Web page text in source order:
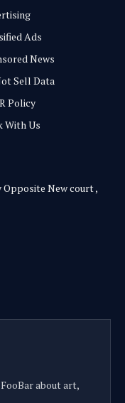
Ads
News
Sell Data
Policy
With Us
Opposite New court ,
about art,